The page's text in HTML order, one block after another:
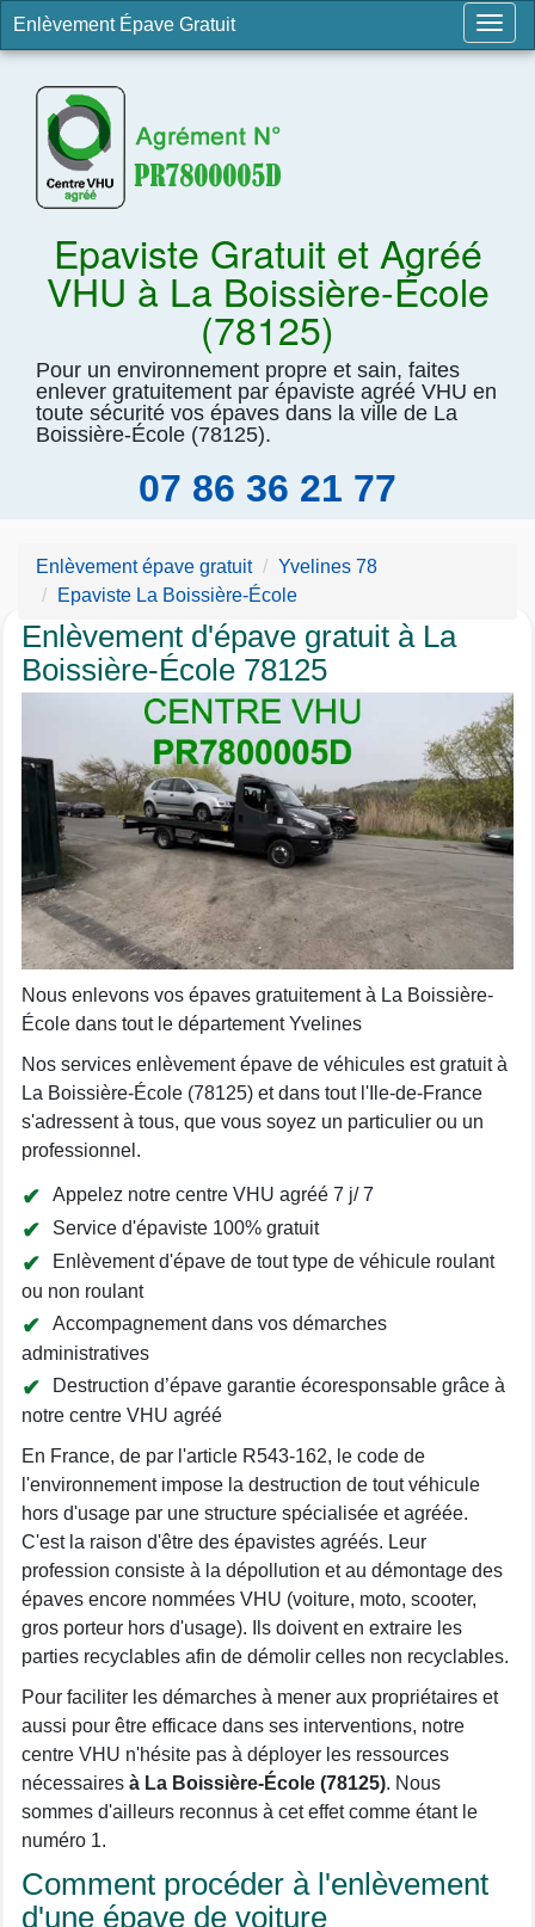
Enlèvement Épave Gratuit
Epaviste Gratuit et Agréé
VHU à La Boissière-École
(78125)
Pour un environnement propre et sain, faites
enlever gratuitement par épaviste agréé VHU en
toute sécurité vos épaves dans la ville de La
Boissière-École (78125).
07 86 36 21 77
Enlèvement épave gratuit
Yvelines 78
Epaviste La Boissière-École
Enlèvement d'épave gratuit à La
Boissière-École 78125
Nous enlevons vos épaves gratuitement à La Boissière-
École dans tout le département Yvelines
Nos services enlèvement épave de véhicules est gratuit à
La Boissière-École (78125) et dans tout l'Ile-de-France
s'adressent à tous, que vous soyez un particulier ou un
professionnel.
Appelez notre centre VHU agréé 7 j/ 7
Service d'épaviste 100% gratuit
Enlèvement d'épave de tout type de véhicule roulant
ou non roulant
Accompagnement dans vos démarches
administratives
Destruction d’épave garantie écoresponsable grâce à
notre centre VHU agréé
En France, de par l'article R543-162, le code de
l'environnement impose la destruction de tout véhicule
hors d'usage par une structure spécialisée et agréée.
C'est la raison d'être des épavistes agréés. Leur
profession consiste à la dépollution et au démontage des
épaves encore nommées VHU (voiture, moto, scooter,
gros porteur hors d'usage). Ils doivent en extraire les
parties recyclables afin de démolir celles non recyclables.
Pour faciliter les démarches à mener aux propriétaires et
aussi pour être efficace dans ses interventions, notre
centre VHU n'hésite pas à déployer les ressources
nécessaires à La Boissière-École (78125). Nous
sommes d'ailleurs reconnus à cet effet comme étant le
numéro 1.
Comment procéder à l'enlèvement
d'une épave de voiture